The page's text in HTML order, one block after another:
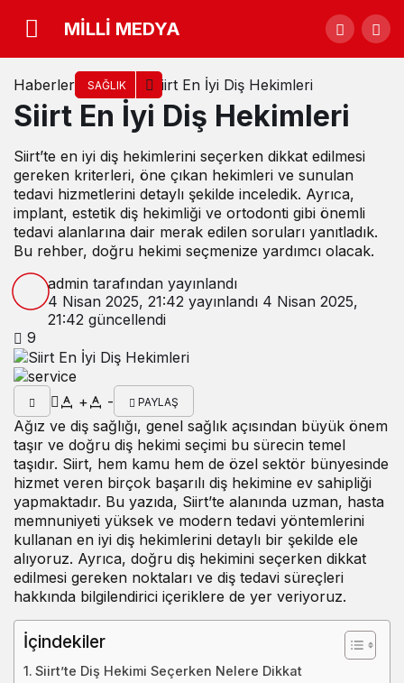
MİLLİ MEDYA
Haberler SAĞLIK Siirt En İyi Diş Hekimleri
Siirt En İyi Diş Hekimleri
Siirt’te en iyi diş hekimlerini seçerken dikkat edilmesi
gereken kriterleri, öne çıkan hekimleri ve sunulan
tedavi hizmetlerini detaylı şekilde inceledik. Ayrıca,
implant, estetik diş hekimliği ve ortodonti gibi önemli
tedavi alanlarına dair merak edilen soruları yanıtladık.
Bu rehber, doğru hekimi seçmenize yardımcı olacak.
admin tarafından yayınlandı
4 Nisan 2025, 21:42 yayınlandı 4 Nisan 2025,
21:42 güncellendi
9
+ - PAYLAŞ
Ağız ve diş sağlığı, genel sağlık açısından büyük önem
taşır ve doğru diş hekimi seçimi bu sürecin temel
taşıdır. Siirt, hem kamu hem de özel sektör bünyesinde
hizmet veren birçok başarılı diş hekimine ev sahipliği
yapmaktadır. Bu yazıda, Siirt’te alanında uzman, hasta
memnuniyeti yüksek ve modern tedavi yöntemlerini
kullanan en iyi diş hekimlerini detaylı bir şekilde ele
alıyoruz. Ayrıca, doğru diş hekimini seçerken dikkat
edilmesi gereken noktaları ve diş tedavi süreçleri
hakkında bilgilendirici içeriklere de yer veriyoruz.
İçindekiler
Siirt’te Diş Hekimi Seçerken Nelere Dikkat